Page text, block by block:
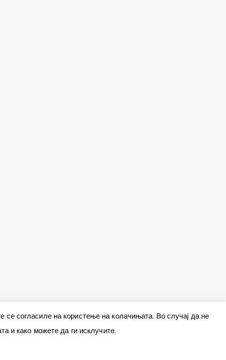
се согласиле на користење на колачињата. Во случај да не
и како можете да ги исклучите.